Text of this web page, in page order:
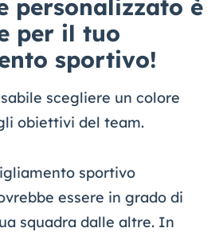
personalizzato è
per il tuo
sportivo!
scegliere un colore
obiettivi del team.
sportivo
essere in grado di
squadra dalle altre. In